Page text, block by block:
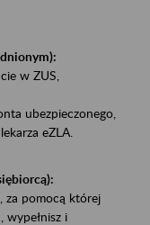
w ZUS,
ubezpieczonego,
eZLA.
za pomocą której
wypełnisz i